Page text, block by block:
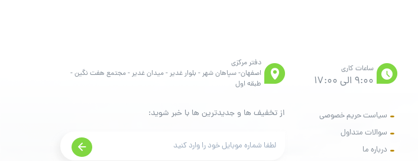
ساعات کاری
9:00 الی 17:00
سیاست حریم خصوصی
سوالات متداول
درباره ما
دفتر مرکزی
اصفهان- سپاهان شهر - بلوار غدیر - میدان غدیر - مجتمع هفت نگین -
طبقه اول
از تخفیف ها و جدیدترین ها با خبر شوید: